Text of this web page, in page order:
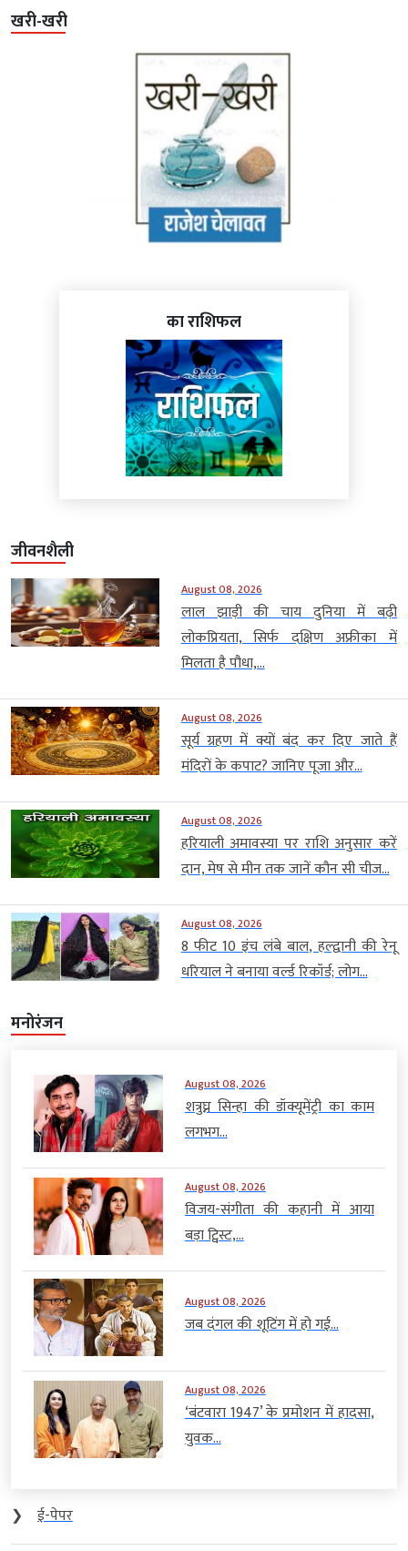
खरी-खरी
का राशिफल
जीवनशैली
August 08, 2026
लाल झाड़ी की चाय दुनिया में बढ़ी
लोकप्रियता, सिर्फ दक्षिण अफ्रीका में
मिलता है पौधा,...
August 08, 2026
सूर्य ग्रहण में क्यों बंद कर दिए जाते हैं
मंदिरों के कपाट? जानिए पूजा और...
August 08, 2026
हरियाली अमावस्या पर राशि अनुसार करें
दान, मेष से मीन तक जानें कौन सी चीज...
August 08, 2026
8 फीट 10 इंच लंबे बाल, हल्द्वानी की रेनू
धरियाल ने बनाया वर्ल्ड रिकॉर्ड; लोग...
मनोरंजन
August 08, 2026
शत्रुघ्न सिन्हा की डॉक्यूमेंट्री का काम
लगभग...
August 08, 2026
विजय-संगीता की कहानी में आया
बड़ा ट्विस्ट,...
August 08, 2026
जब दंगल की शूटिंग में हो गई...
August 08, 2026
‘बंटवारा 1947’ के प्रमोशन में हादसा,
युवक...
❯
ई-पेपर